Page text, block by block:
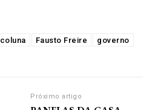
coluna Fausto Freire
governo
Próximo artigo